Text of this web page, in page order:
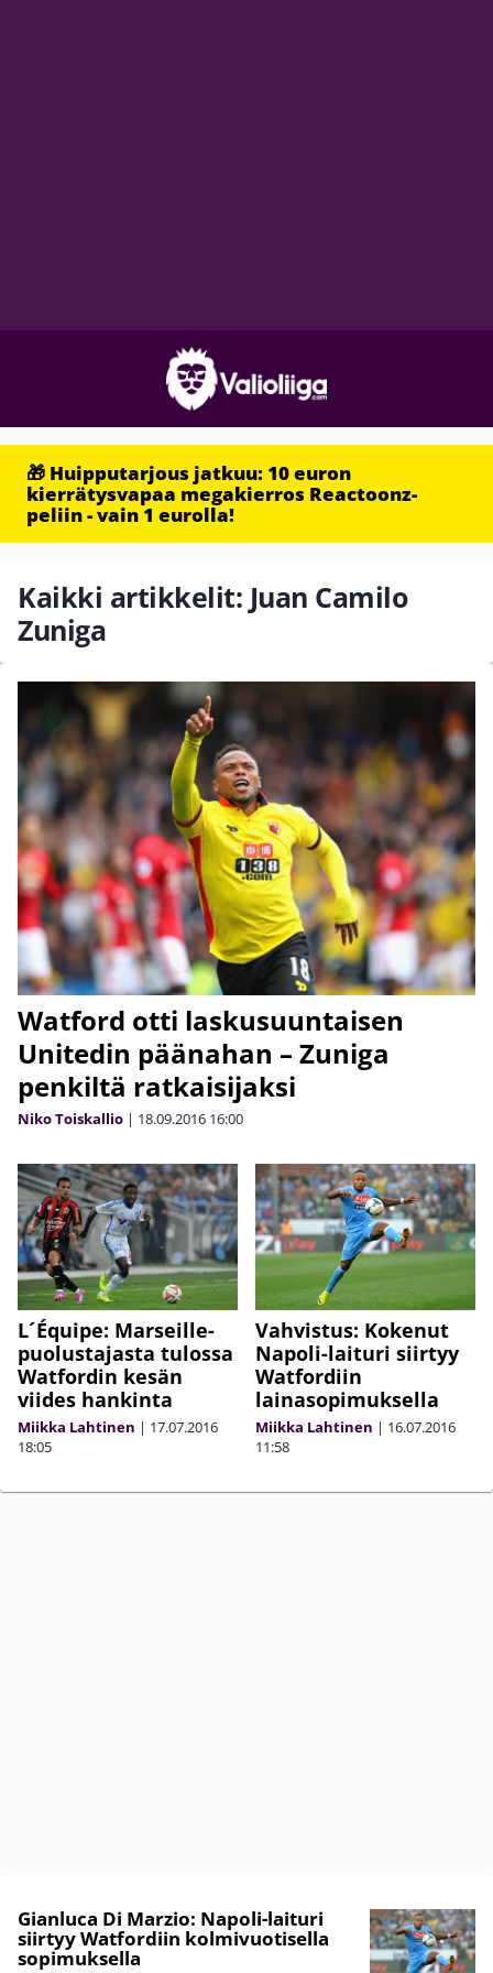
🎁 Huipputarjous jatkuu: 10 euron
kierrätysvapaa megakierros Reactoonz-
peliin - vain 1 eurolla!
Kaikki artikkelit: Juan Camilo
Zuniga
Watford otti laskusuuntaisen
Unitedin päänahan – Zuniga
penkiltä ratkaisijaksi
Niko Toiskallio | 18.09.2016 16:00
L´Équipe: Marseille-
puolustajasta tulossa
Watfordin kesän
viides hankinta
Miikka Lahtinen | 17.07.2016
18:05
Vahvistus: Kokenut
Napoli-laituri siirtyy
Watfordiin
lainasopimuksella
Miikka Lahtinen | 16.07.2016
11:58
Gianluca Di Marzio: Napoli-laituri
siirtyy Watfordiin kolmivuotisella
sopimuksella